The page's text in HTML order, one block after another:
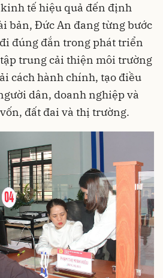
tế hiệu quả đến định
bản, Đức An đang từng bước
đúng đắn trong phát triển
trung cải thiện môi trường
cách hành chính, tạo điều
dân, doanh nghiệp và
đất đai và thị trường.